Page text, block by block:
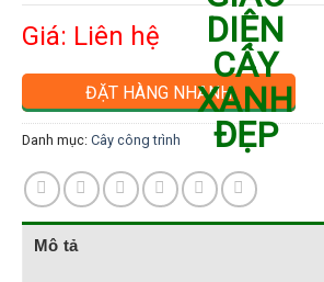
Giá: Liên hệ
ĐẶT HÀNG NHANH
Danh mục: Cây công trình
Mô tả